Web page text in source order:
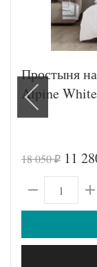
Простыня
Alpine
18 050₽ 11